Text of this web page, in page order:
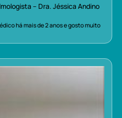
– Dra. Jéssica Andino
há mais de 2 anos e gosto muito